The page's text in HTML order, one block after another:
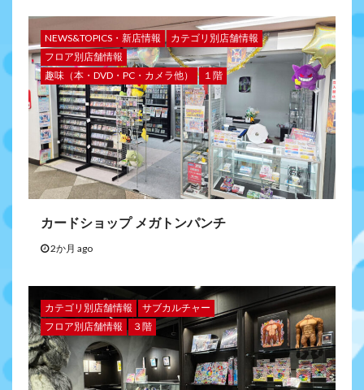
NEWS&TOPICS・新店情報
カテゴリ別店舗情報
フロア別店舗情報
趣味（本・DVD・PC・カメラ他）
１階
カードショップ メガトンパンチ
2か月 ago
カテゴリ別店舗情報
サブカルチャー
フロア別店舗情報
３階